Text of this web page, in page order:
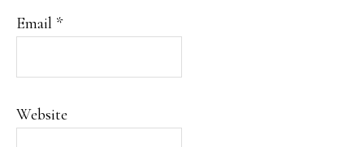
Email *
Website